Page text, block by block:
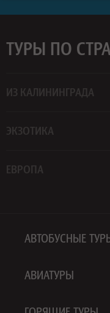
ТУРЫ ПО
ИЗ КАЛИНИНГРАДА
ЭКЗОТИКА
ЕВРОПА
АВТОБУСНЫЕ
АВИАТУРЫ